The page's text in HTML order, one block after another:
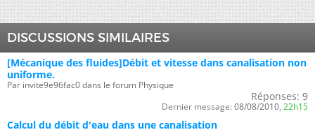
DISCUSSIONS SIMILAIRES
[Mécanique des fluides]Débit et vitesse dans canalisation non
uniforme.
Par invite9e96fac0 dans le forum Physique
Réponses: 9
Dernier message: 08/08/2010, 22h15
Calcul du débit d'eau dans une canalisation